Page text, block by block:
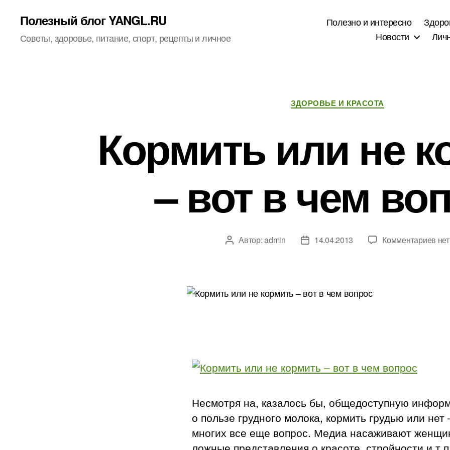
Полезный блог YANGL.RU
Советы, здоровье, питание, спорт, рецепты и личное
Полезно и интересно
Новости
Рубрики
ЗДОРОВЬЕ И КРАСОТА
Кормить или не
– вот в чем
Автор
Автор:admin
Дата14.04.2013 Комментариевкнет
Несмотря на, казалось бы, общедоступную
о пользе грудного молока, кормить грудью или нет
многих все еще вопрос. Медиа насаживают